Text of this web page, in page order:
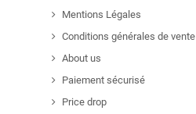
Mentions Légales
Conditions générales de vente
About us
Paiement sécurisé
Price drop